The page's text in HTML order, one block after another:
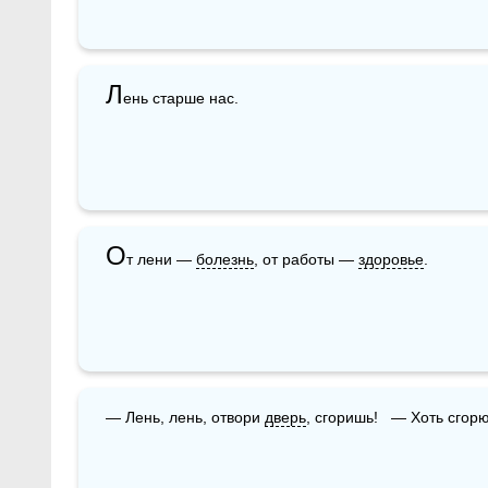
Лень старше нас.
От лени — болезнь , от работы — здоровье
— Лень, лень, отвори дверь , сгоришь!   — Хоть